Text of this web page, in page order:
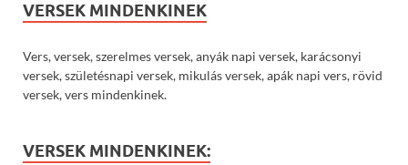
VERSEK MINDENKINEK
Vers, versek, szerelmes versek, anyák napi versek, karácsonyi
versek, születésnapi versek, mikulás versek, apák napi vers, rövid
versek, vers mindenkinek.
VERSEK MINDENKINEK: